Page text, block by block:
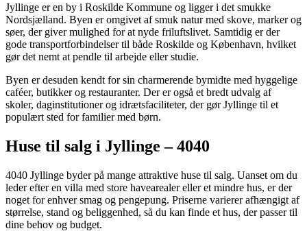
Jyllinge er en by i Roskilde Kommune og ligger i det smukke
Nordsjælland. Byen er omgivet af smuk natur med skove, marker og
søer, der giver mulighed for at nyde friluftslivet. Samtidig er der
gode transportforbindelser til både Roskilde og København, hvilket
gør det nemt at pendle til arbejde eller studie.
Byen er desuden kendt for sin charmerende bymidte med hyggelige
caféer, butikker og restauranter. Der er også et bredt udvalg af
skoler, daginstitutioner og idrætsfaciliteter, der gør Jyllinge til et
populært sted for familier med børn.
Huse til salg i Jyllinge – 4040
4040 Jyllinge byder på mange attraktive huse til salg. Uanset om du
leder efter en villa med store havearealer eller et mindre hus, er der
noget for enhver smag og pengepung. Priserne varierer afhængigt af
størrelse, stand og beliggenhed, så du kan finde et hus, der passer til
dine behov og budget.